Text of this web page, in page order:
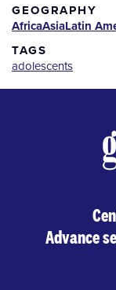
GEOGRAPHY
AfricaAsiaLatin
TAGS
adolescents
Advance